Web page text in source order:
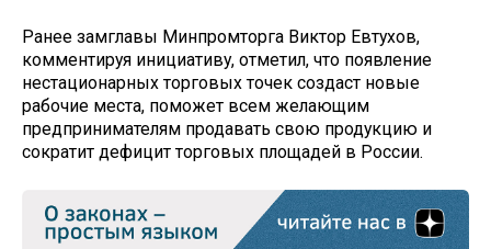
Ранее замглавы Минпромторга Виктор Евтухов,
комментируя инициативу, отметил, что появление
нестационарных торговых точек создаст новые
рабочие места, поможет всем желающим
предпринимателям продавать свою продукцию и
сократит дефицит торговых площадей в России.